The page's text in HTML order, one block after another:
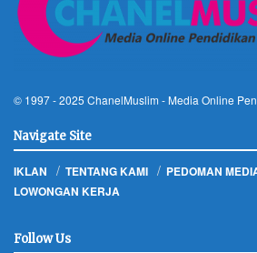
© 1997 - 2025 ChanelMuslim - Media Online
Navigate Site
IKLAN TENTANG KAMI PEDOMAN
LOWONGAN KERJA
Follow Us